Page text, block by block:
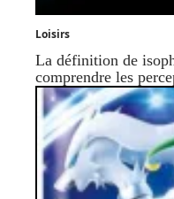
Loisirs
La définition de
comprendre les